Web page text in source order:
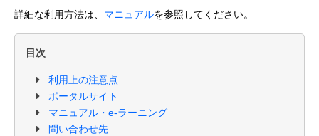
詳細な利用方法は、 マニュアルを参照してください。
目次
利用上の注意点
ポータルサイト
マニュアル・e-ラーニング
問い合わせ先